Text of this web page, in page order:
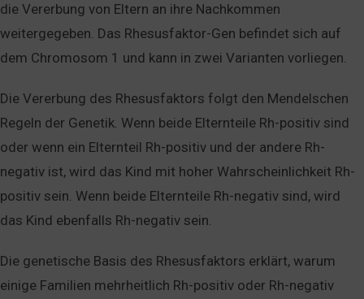
die Vererbung von Eltern an ihre Nachkommen
weitergegeben. Das Rhesusfaktor-Gen befindet sich auf
dem Chromosom 1 und kann in zwei Varianten vorliegen.
Die Vererbung des Rhesusfaktors folgt den Mendelschen
Regeln der Genetik. Wenn beide Elternteile Rh-positiv sind
oder wenn ein Elternteil Rh-positiv und der andere Rh-
negativ ist, wird das Kind mit hoher Wahrscheinlichkeit Rh-
positiv sein. Wenn beide Elternteile Rh-negativ sind, wird
das Kind ebenfalls Rh-negativ sein.
Die genetische Basis des Rhesusfaktors erklärt, warum
einige Familien mehrheitlich Rh-positiv oder Rh-negativ